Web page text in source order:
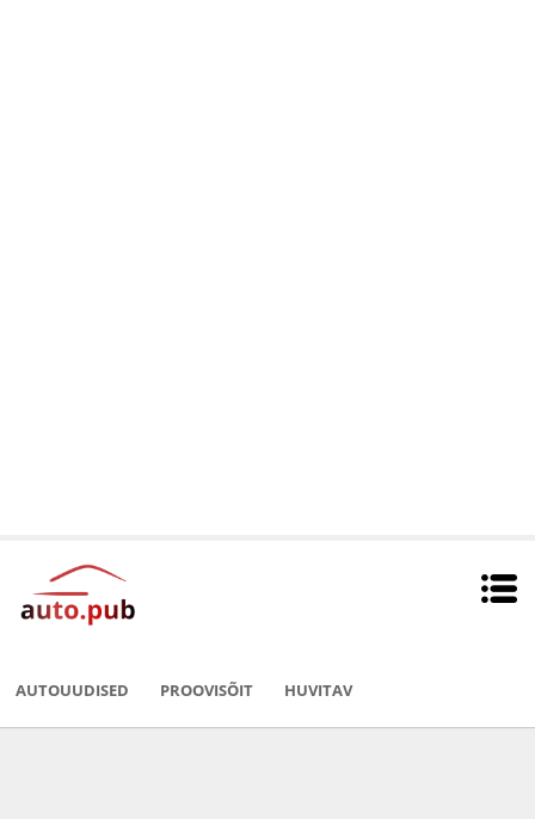
AUTOUUDISED PROOVISÕIT HUVITAV